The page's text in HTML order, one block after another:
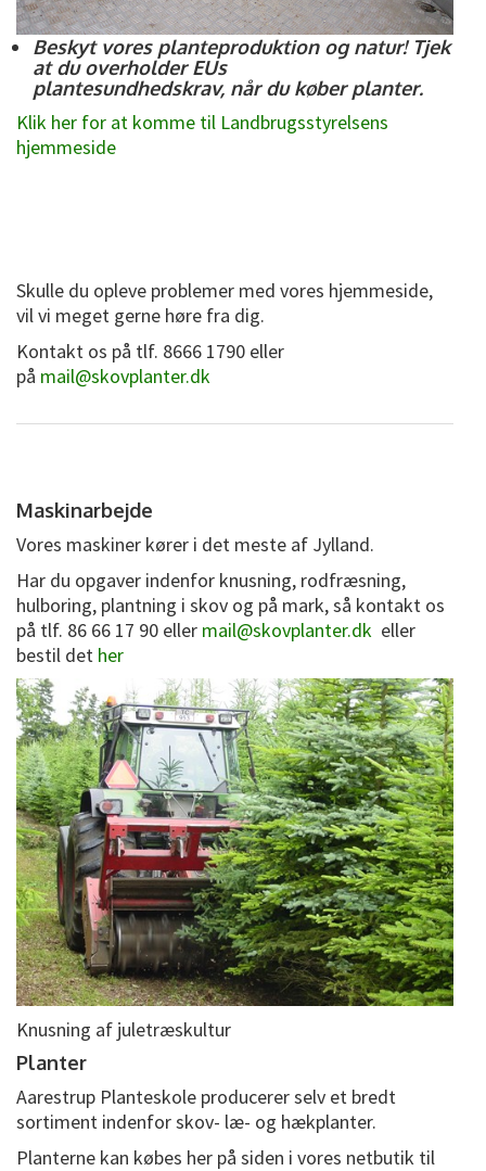
Beskyt vores planteproduktion og natur! Tjek
at du overholder EUs
plantesundhedskrav, når du køber planter.
Klik her for at komme til Landbrugsstyrelsens
hjemmeside
Skulle du opleve problemer med vores hjemmeside,
vil vi meget gerne høre fra dig.
Kontakt os på tlf. 8666 1790 eller
på mail@skovplanter.dk
Maskinarbejde
Vores maskiner kører i det meste af Jylland.
Har du opgaver indenfor knusning, rodfræsning,
hulboring, plantning i skov og på mark, så kontakt os
på tlf. 86 66 17 90 eller mail@skovplanter.dk eller
bestil det her
Knusning af juletræskultur
Planter
Aarestrup Planteskole producerer selv et bredt
sortiment indenfor skov- læ- og hækplanter.
Planterne kan købes her på siden i vores netbutik til